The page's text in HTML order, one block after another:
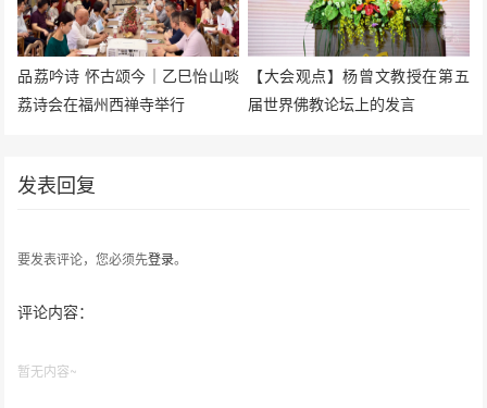
品荔吟诗 怀古颂今｜乙巳怡山啖
荔诗会在福州西禅寺举行
【大会观点】杨曾文教授在第五
届世界佛教论坛上的发言
发表回复
要发表评论，您必须先登录。
评论内容：
暂无内容~